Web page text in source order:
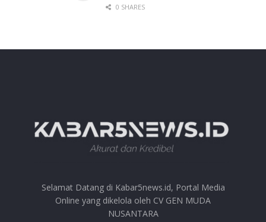
0 SHARES
Selamat Datang di Kabar5news.id, Portal Media
Online yang dikelola oleh CV GEN MUDA
NUSANTARA